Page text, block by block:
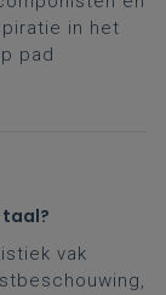
in het
pad
vak